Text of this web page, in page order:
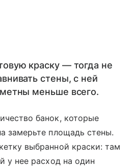
краску — тогда не
стены, с ней
меньше всего.
банок, которые
замерьте площадь стены.
выбранной краски: там
у нее расход на один